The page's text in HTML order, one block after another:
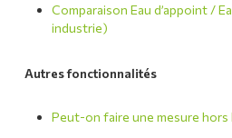
Comparaison Eau d’appoint /
industrie)
Autres fonctionnalités
Peut-on faire une mesure hors